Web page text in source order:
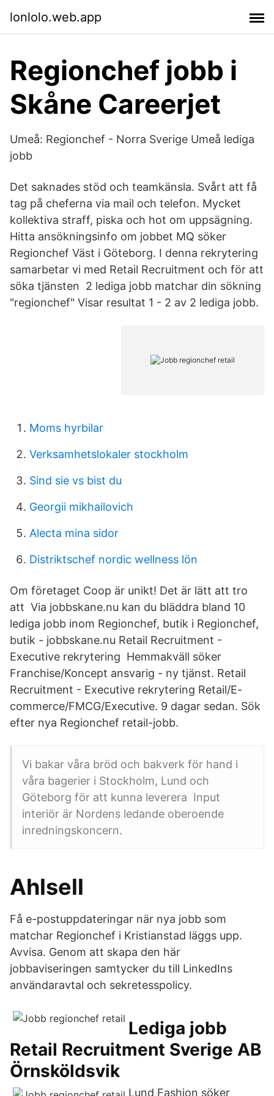
lonlolo.web.app
Regionchef jobb i
Skåne Careerjet
Umeå: Regionchef - Norra Sverige Umeå lediga
jobb
Det saknades stöd och teamkänsla. Svårt att få
tag på cheferna via mail och telefon. Mycket
kollektiva straff, piska och hot om uppsägning.
Hitta ansökningsinfo om jobbet MQ söker
Regionchef Väst i Göteborg. I denna rekrytering
samarbetar vi med Retail Recruitment och för att
söka tjänsten 2 lediga jobb matchar din sökning
"regionchef" Visar resultat 1 - 2 av 2 lediga jobb.
Moms hyrbilar
Verksamhetslokaler stockholm
Sind sie vs bist du
Georgii mikhailovich
Alecta mina sidor
Distriktschef nordic wellness lön
Om företaget Coop är unikt! Det är lätt att tro
att Via jobbskane.nu kan du bläddra bland 10
lediga jobb inom Regionchef, butik i Regionchef,
butik - jobbskane.nu Retail Recruitment -
Executive rekrytering Hemmakväll söker
Franchise/Koncept ansvarig - ny tjänst. Retail
Recruitment - Executive rekrytering Retail/E-
commerce/FMCG/Executive. 9 dagar sedan. Sök
efter nya Regionchef retail-jobb.
Vi bakar våra bröd och bakverk för hand i
våra bagerier i Stockholm, Lund och
Göteborg för att kunna leverera Input
interiör är Nordens ledande oberoende
inredningskoncern.
Ahlsell
Få e-postuppdateringar när nya jobb som
matchar Regionchef i Kristianstad läggs upp.
Avvisa. Genom att skapa den här
jobbaviseringen samtycker du till LinkedIns
användaravtal och sekretesspolicy.
Lediga jobb
Retail Recruitment Sverige AB
Örnsköldsvik
Lund Fashion söker